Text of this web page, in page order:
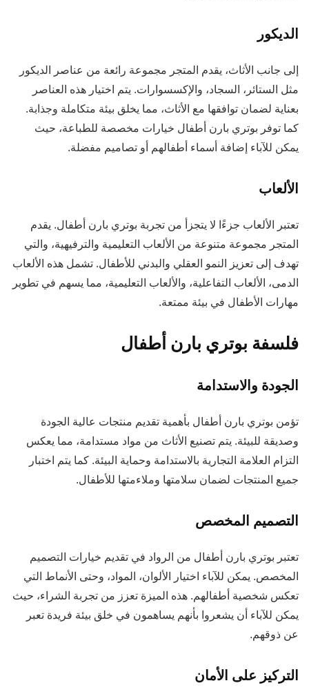
الديكور
إلى جانب الأثاث، يقدم المتجر مجموعة رائعة من عناصر الديكور
مثل الستائر، السجاد، والإكسسوارات. يتم اختيار هذه العناصر
بعناية لضمان توافقها مع الأثاث، مما يخلق بيئة متكاملة وجذابة.
كما توفر بوتري بارن أطفال خيارات مخصصة للطباعة، حيث
يمكن للآباء إضافة أسماء أطفالهم أو تصاميم مفضلة.
الألعاب
تعتبر الألعاب جزءًا لا يتجزأ من تجربة بوتري بارن أطفال. يقدم
المتجر مجموعة متنوعة من الألعاب التعليمية والترفيهية، والتي
تهدف إلى تعزيز النمو العقلي والبدني للأطفال. تشمل هذه الألعاب
الدمى، الألعاب التفاعلية، والألعاب التعليمية، مما يسهم في تطوير
مهارات الأطفال في بيئة ممتعة.
فلسفة بوتري بارن أطفال
الجودة والاستدامة
تؤمن بوتري بارن أطفال بأهمية تقديم منتجات عالية الجودة
وصديقة للبيئة. يتم تصنيع الأثاث من مواد مستدامة، مما يعكس
التزام العلامة التجارية بالاستدامة وحماية البيئة. كما يتم اختبار
جميع المنتجات لضمان سلامتها وملاءمتها للأطفال.
التصميم المخصص
تعتبر بوتري بارن أطفال من الرواد في تقديم خيارات التصميم
المخصص. يمكن للآباء اختيار الألوان، المواد، وحتى الأنماط التي
تعكس شخصية أطفالهم. هذه الميزة تعزز من تجربة الشراء، حيث
يمكن للآباء أن يشعروا بأنهم يساهمون في خلق بيئة فريدة تعبر
عن ذوقهم.
التركيز على الأمان